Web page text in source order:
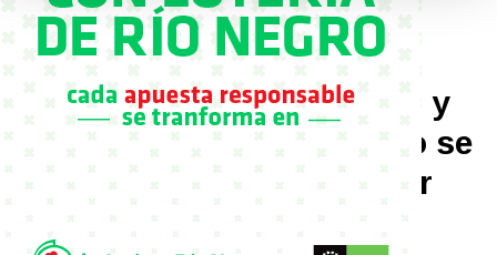
CONFLICTO | 02/06/2026
¡Todo mal! Juana Repetto y
su ex Sebastián Graviotto se
tiraron con de todo: “¿Por